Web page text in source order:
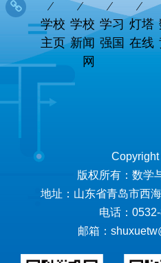
学校
主页
学校
新闻
网
学习
强国
灯塔
在线
版权所有：数学
地址：山东省青岛市西
电话：
邮箱：